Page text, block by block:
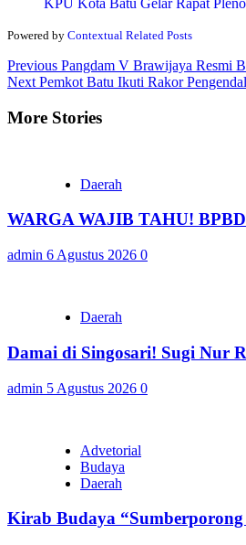
KPU Kota Batu Gelar Rapat
Powered by Contextual Related Posts
Continue
Reading
Previous Pangdam V Brawijaya Resmi
Next Pemkot Batu Ikuti Rakor
More Stories
Daerah
WARGA WAJIB TAHU!
admin 6 Agustus 2026 0
Daerah
Damai di Singosari! Sugi Nur
admin 5 Agustus 2026 0
Advetorial
Budaya
Daerah
Kirab Budaya